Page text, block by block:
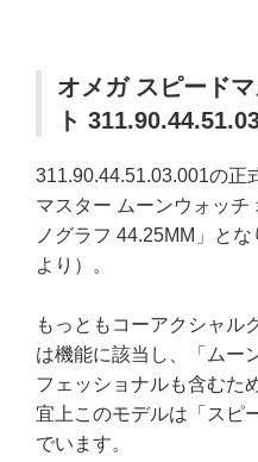
オメガ スピード
ト
311.90.44.51.03.001の正
マスター ムーンウォッチ
ノグラフ 44.25MM」と
より）。
もっともコーアクシャル
は機能に該当し、「ムー
フェッショナルも含むた
宜上このモデルは「スピ
でいます。